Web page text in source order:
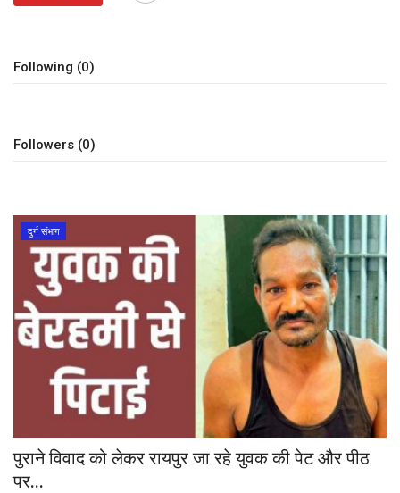
राजनीति
मनोरंजन
मैगज़ीन की लेख
प्रमुख खबर
Language
English
Following (0)
Followers (0)
दुर्ग संभाग
पुराने विवाद को लेकर रायपुर जा रहे युवक की पेट और पीठ
पर...